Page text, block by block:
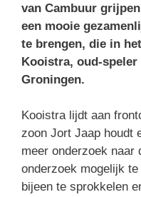
van Cambuur
een mooie
te brengen, die in
Kooistra, oud-speler
Groningen.
Kooistra lijdt aan
zoon Jort Jaap houdt
meer onderzoek naar
onderzoek mogelijk
bijeen te sprokkelen